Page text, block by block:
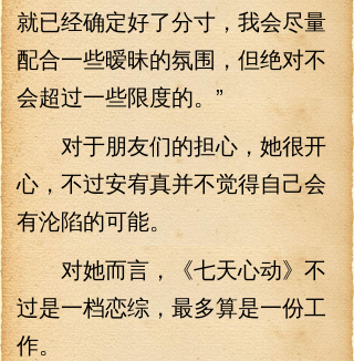
就已经确定好了分寸，我会尽量
配合一些暧昧的氛围，但绝对不
会超过一些限度的。”
对于朋友们的担心，她很开
心，不过安宥真并不觉得自己会
有沦陷的可能。
对她而言，《七天心动》不
过是一档恋综，最多算是一份工
作。